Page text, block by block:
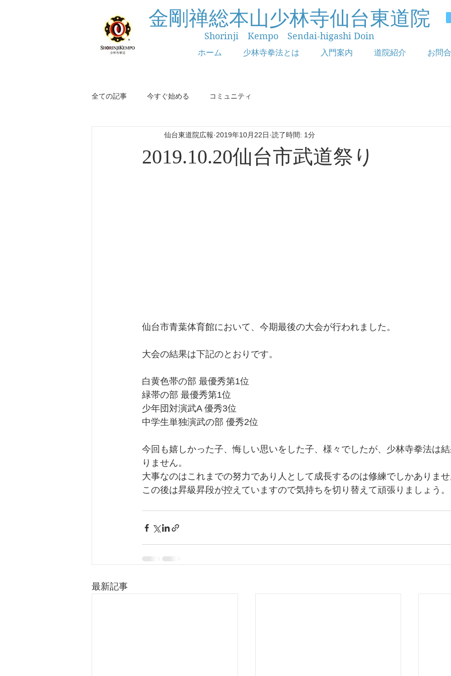
金剛禅総本山少林寺仙台東道院
Shorinji Kempo Sendai-higashi Doin
ホーム 少林寺拳法とは 入門案内 道院紹介 お問
全ての記事 今すぐ始める コミュニティ
2019.10.20仙台市武道祭り
仙台東道院広報 2019年10月22日 読了時間: 1分
仙台市青葉体育館において、今期最後の大会が行われました。
大会の結果は下記のとおりです。
白黄色帯の部 最優秀第1位
緑帯の部 最優秀第1位
少年団対演武A 優秀3位
中学生単独演武の部 優秀2位
今回も嬉しかった子、悔しい思いをした子、様々でしたが、少林寺拳法は
りません。
大事なのはこれまでの努力であり人として成長するのは修練でしかありませ
この後は昇級昇段が控えていますので気持ちを切り替えて頑張りましょう
最新記事